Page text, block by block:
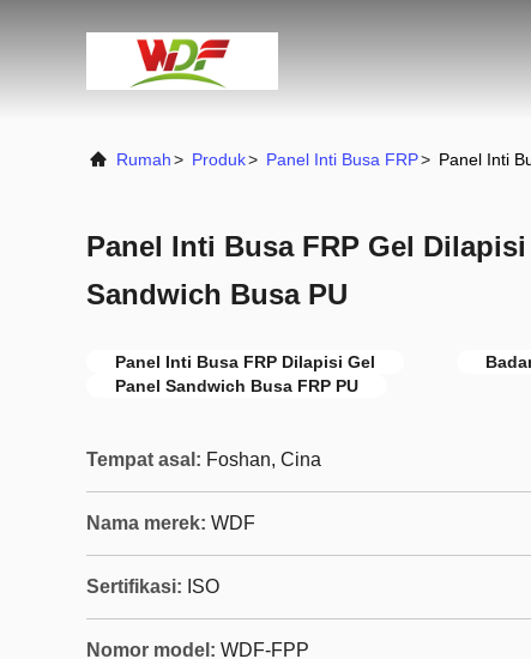
Rumah> Produk> Panel Inti Busa FRP> Panel Inti
Panel Inti Busa FRP Gel
Sandwich Busa PU
Panel Inti Busa FRP Dilapisi Gel
Panel Sandwich Busa FRP PU
Tempat asal: Foshan, Cina
Nama merek: WDF
Sertifikasi: ISO
Nomor model: WDF-FPP